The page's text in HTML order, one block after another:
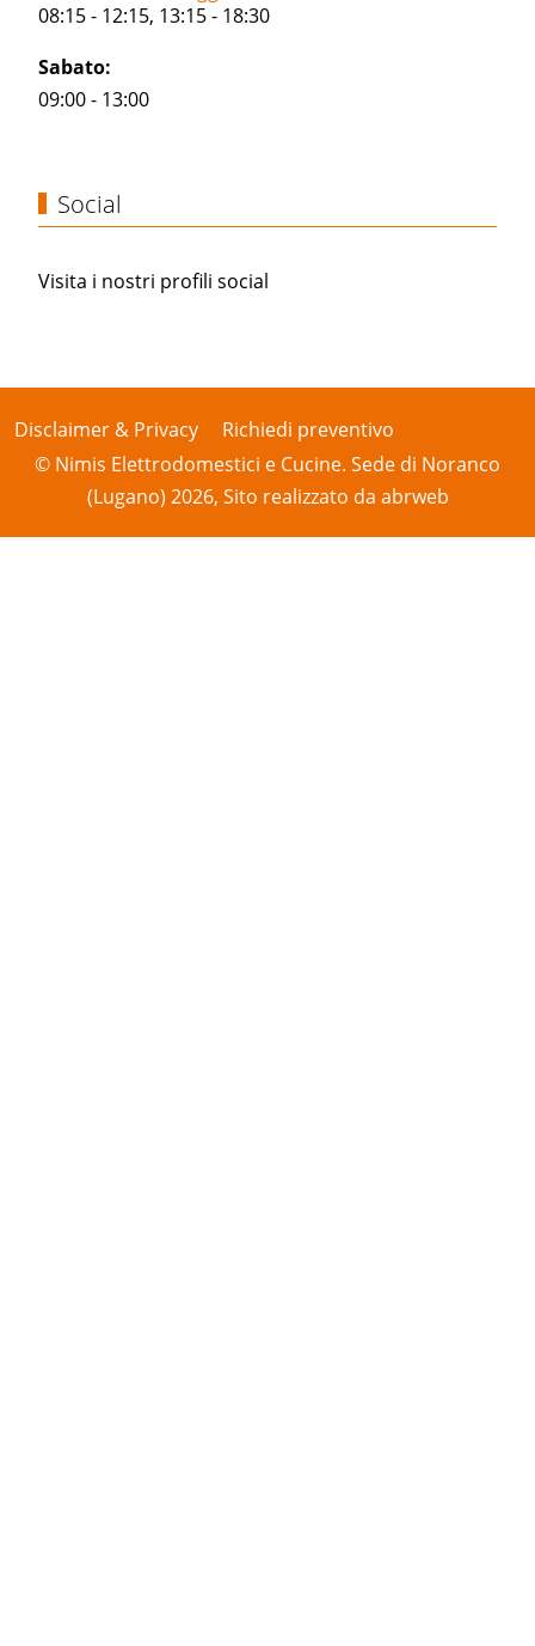
08:15 - 12:15, 13:15 - 18:30
Sabato:
09:00 - 13:00
Social
Visita i nostri profili social
Disclaimer & Privacy
Richiedi preventivo
© Nimis Elettrodomestici e Cucine. Sede di Noranco
(Lugano) 2026, Sito realizzato da abrweb